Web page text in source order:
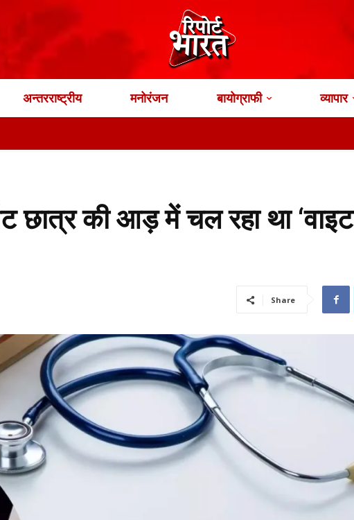
अन्तरराष्ट्रीय मनोरंजन बायोग्राफी व्यापार
छात्र की आड़ में चल रहा था ‘वाइट
Share